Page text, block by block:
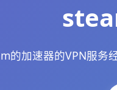
的加速器的VPN服务